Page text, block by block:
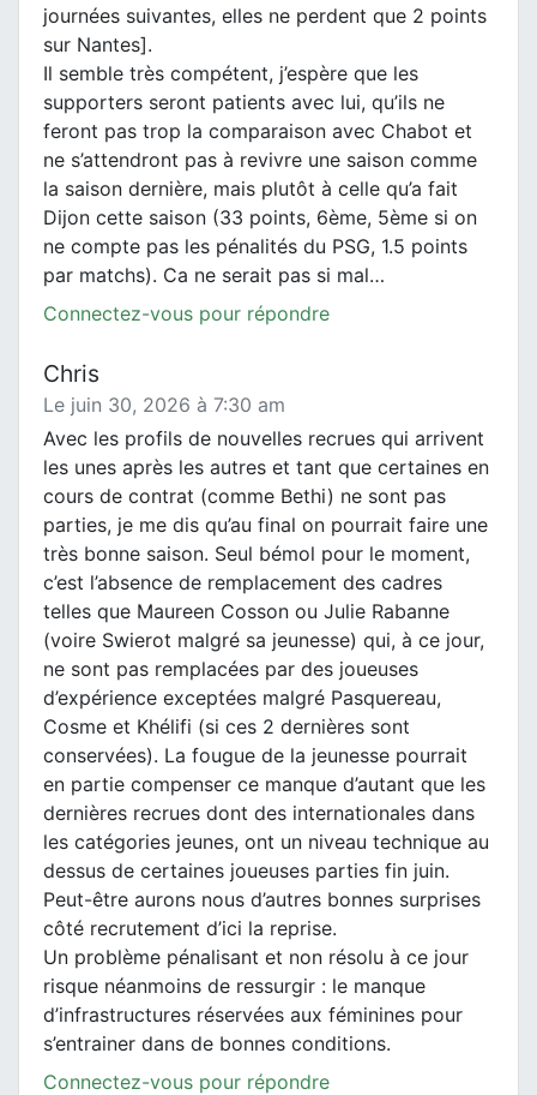
journées suivantes, elles ne perdent que 2 points
sur Nantes].
Il semble très compétent, j’espère que les
supporters seront patients avec lui, qu’ils ne
feront pas trop la comparaison avec Chabot et
ne s’attendront pas à revivre une saison comme
la saison dernière, mais plutôt à celle qu’a fait
Dijon cette saison (33 points, 6ème, 5ème si on
ne compte pas les pénalités du PSG, 1.5 points
par matchs). Ca ne serait pas si mal…
Connectez-vous pour répondre
Chris
Le juin 30, 2026 à 7:30 am
Avec les profils de nouvelles recrues qui arrivent
les unes après les autres et tant que certaines en
cours de contrat (comme Bethi) ne sont pas
parties, je me dis qu’au final on pourrait faire une
très bonne saison. Seul bémol pour le moment,
c’est l’absence de remplacement des cadres
telles que Maureen Cosson ou Julie Rabanne
(voire Swierot malgré sa jeunesse) qui, à ce jour,
ne sont pas remplacées par des joueuses
d’expérience exceptées malgré Pasquereau,
Cosme et Khélifi (si ces 2 dernières sont
conservées). La fougue de la jeunesse pourrait
en partie compenser ce manque d’autant que les
dernières recrues dont des internationales dans
les catégories jeunes, ont un niveau technique au
dessus de certaines joueuses parties fin juin.
Peut-être aurons nous d’autres bonnes surprises
côté recrutement d’ici la reprise.
Un problème pénalisant et non résolu à ce jour
risque néanmoins de ressurgir : le manque
d’infrastructures réservées aux féminines pour
s’entrainer dans de bonnes conditions.
Connectez-vous pour répondre